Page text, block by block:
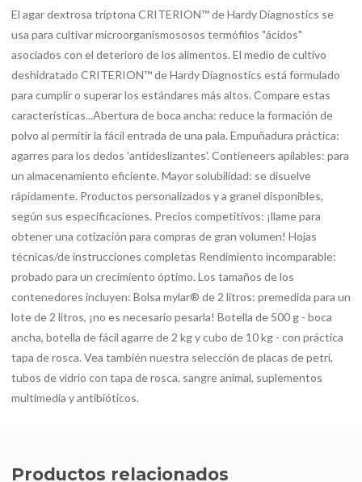
El agar dextrosa triptona CRITERION™ de Hardy Diagnostics se
usa para cultivar microorganismososos termófilos "ácidos"
asociados con el deterioro de los alimentos. El medio de cultivo
deshidratado CRITERION™ de Hardy Diagnostics está formulado
para cumplir o superar los estándares más altos. Compare estas
características...Abertura de boca ancha: reduce la formación de
polvo al permitir la fácil entrada de una pala. Empuñadura práctica:
agarres para los dedos 'antideslizantes'. Contieneers apilables: para
un almacenamiento eficiente. Mayor solubilidad: se disuelve
rápidamente. Productos personalizados y a granel disponibles,
según sus especificaciones. Precios competitivos: ¡llame para
obtener una cotización para compras de gran volumen! Hojas
técnicas/de instrucciones completas Rendimiento incomparable:
probado para un crecimiento óptimo. Los tamaños de los
contenedores incluyen: Bolsa mylar® de 2 litros: premedida para un
lote de 2 litros, ¡no es necesario pesarla! Botella de 500 g - boca
ancha, botella de fácil agarre de 2 kg y cubo de 10 kg - con práctica
tapa de rosca. Vea también nuestra selección de placas de petri,
tubos de vidrio con tapa de rosca, sangre animal, suplementos
multimedia y antibióticos.
Productos relacionados